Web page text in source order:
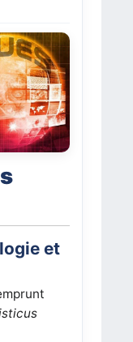
et